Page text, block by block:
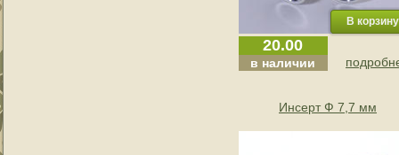
20.00
в наличии
Инсерт Ф 7,7 мм